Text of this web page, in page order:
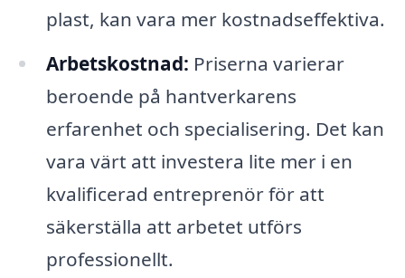
plast, kan vara mer kostnadseffektiva.
Arbetskostnad: Priserna varierar
beroende på hantverkarens
erfarenhet och specialisering. Det kan
vara värt att investera lite mer i en
kvalificerad entreprenör för att
säkerställa att arbetet utförs
professionellt.